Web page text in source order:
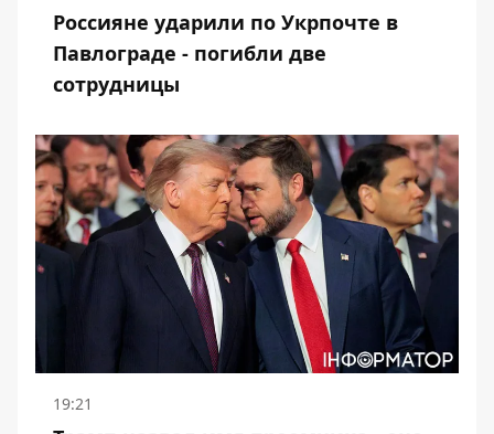
Россияне ударили по Укрпочте в
Павлограде - погибли две
сотрудницы
19:21